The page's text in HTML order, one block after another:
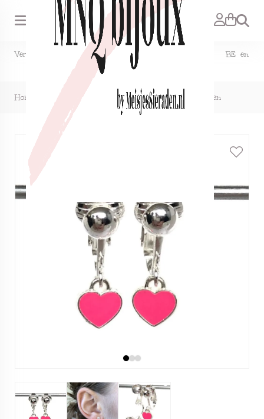
Zoeken
Verzendkosten NL €1,50, GRATIS bij bestelling vanaf €15. BE en
DE €2,95, GRATIS verzenden vanaf €50.
Home Clipoorbellen minihartjes donkerroze, hangoorbellen